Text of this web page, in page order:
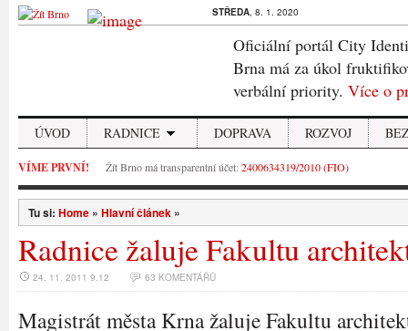
STŘEDA, 8. 1. 2020
Oficiální portál City
Brna má za úkol
verbální priority. Více o
ÚVOD RADNICE DOPRAVA ROZVOJ
VÍME PRVNÍ! Žít Brno má transparentní účet:2400634319/2010 (FIO)
Tu si: Home » Hlavní článek »
Radnice žaluje Fakultu
24. 11. 2011 9.12 63 KOMENTÁŘŮ
Magistrát města Krna žaluje Fakultu